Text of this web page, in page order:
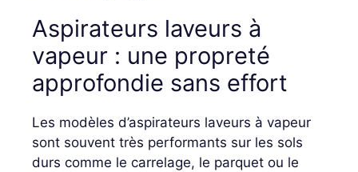
Aspirateurs laveurs à
vapeur : une propreté
approfondie sans effort
Les modèles d’aspirateurs laveurs à vapeur
sont souvent très performants sur les sols
durs comme le carrelage, le parquet ou le